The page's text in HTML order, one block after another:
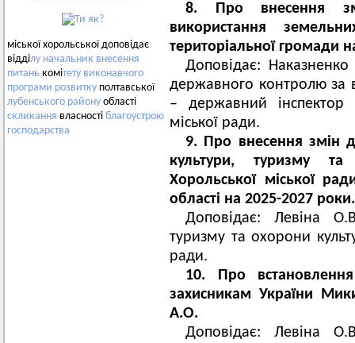
міської хорольської доповідає
відділу начальник внесення
питань комітету виконавчого
програми розвитку полтавської
лубенського району області
скликання власності благоустрою
господарства
8. Про внесення
використання
територіальної громади
Доповідає:
державного контролю за
– державний інспектор
міської ради.
9. Про внесення змін
культури, туризму
Хорольської міської
області на 2025-2027 роки.
Доповідає: Левіна
туризму та охорони
ради.
10. Про
захисникам України
А.О.
Доповідає: Левіна